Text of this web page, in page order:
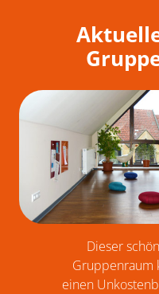
Dieser
Gruppenraum
einen